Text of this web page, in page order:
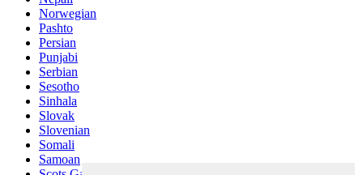
Norwegian
Pashto
Persian
Punjabi
Serbian
Sesotho
Sinhala
Slovak
Slovenian
Somali
Samoan